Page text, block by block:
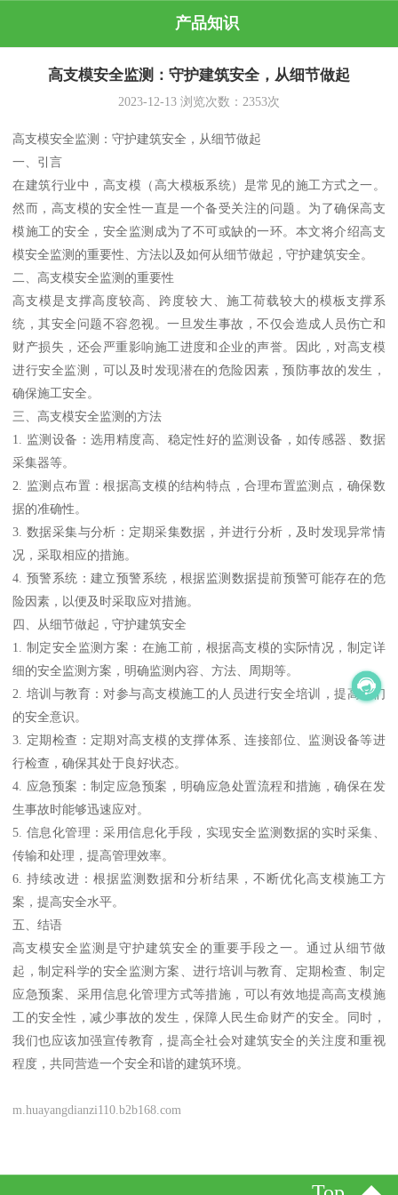
产品知识
高支模安全监测：守护建筑安全，从细节做起
2023-12-13 浏览次数： 2353次
高支模安全监测：守护建筑安全，从细节做起
一、引言
在建筑行业中，高支模（高大模板系统）是常见的施工方式之一。
然而，高支模的安全性一直是一个备受关注的问题。为了确保高支
模施工的安全，安全监测成为了不可或缺的一环。本文将介绍高支
模安全监测的重要性、方法以及如何从细节做起，守护建筑安全。
二、高支模安全监测的重要性
高支模是支撑高度较高、跨度较大、施工荷载较大的模板支撑系
统，其安全问题不容忽视。一旦发生事故，不仅会造成人员伤亡和
财产损失，还会严重影响施工进度和企业的声誉。因此，对高支模
进行安全监测，可以及时发现潜在的危险因素，预防事故的发生，
确保施工安全。
三、高支模安全监测的方法
1. 监测设备：选用精度高、稳定性好的监测设备，如传感器、数据
采集器等。
2. 监测点布置：根据高支模的结构特点，合理布置监测点，确保数
据的准确性。
3. 数据采集与分析：定期采集数据，并进行分析，及时发现异常情
况，采取相应的措施。
4. 预警系统：建立预警系统，根据监测数据提前预警可能存在的危
险因素，以便及时采取应对措施。
四、从细节做起，守护建筑安全
1. 制定安全监测方案：在施工前，根据高支模的实际情况，制定详
细的安全监测方案，明确监测内容、方法、周期等。
2. 培训与教育：对参与高支模施工的人员进行安全培训，提高他们
的安全意识。
3. 定期检查：定期对高支模的支撑体系、连接部位、监测设备等进
行检查，确保其处于良好状态。
4. 应急预案：制定应急预案，明确应急处置流程和措施，确保在发
生事故时能够迅速应对。
5. 信息化管理：采用信息化手段，实现安全监测数据的实时采集、
传输和处理，提高管理效率。
6. 持续改进：根据监测数据和分析结果，不断优化高支模施工方
案，提高安全水平。
五、结语
高支模安全监测是守护建筑安全的重要手段之一。通过从细节做
起，制定科学的安全监测方案、进行培训与教育、定期检查、制定
应急预案、采用信息化管理方式等措施，可以有效地提高高支模施
工的安全性，减少事故的发生，保障人民生命财产的安全。同时，
我们也应该加强宣传教育，提高全社会对建筑安全的关注度和重视
程度，共同营造一个安全和谐的建筑环境。
m.huayangdianzi110.b2b168.com